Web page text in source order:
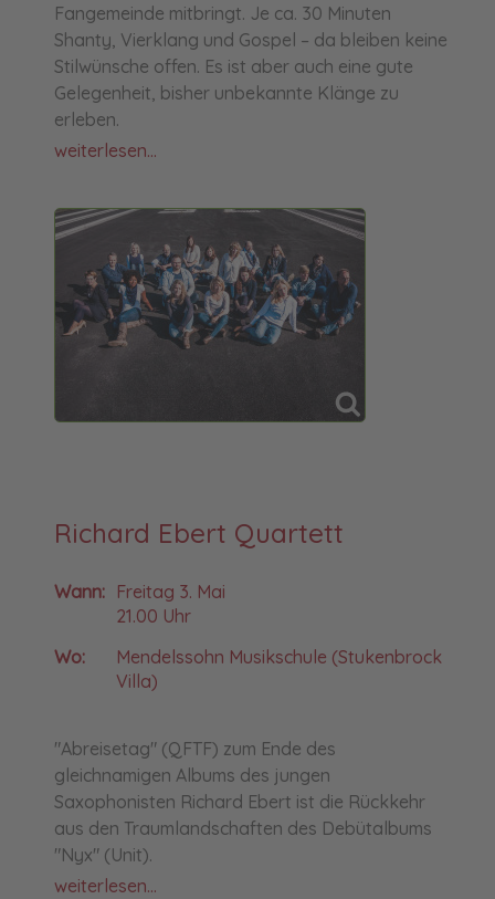
Fangemeinde mitbringt. Je ca. 30 Minuten
Shanty, Vierklang und Gospel – da bleiben keine
Stilwünsche offen. Es ist aber auch eine gute
Gelegenheit, bisher unbekannte Klänge zu
erleben.
weiterlesen...
Richard Ebert Quartett
Wann: Freitag 3. Mai
21.00 Uhr
Wo:
Mendelssohn Musikschule (Stukenbrock
Villa)
"Abreisetag" (QFTF) zum Ende des
gleichnamigen Albums des jungen
Saxophonisten Richard Ebert ist die Rückkehr
aus den Traumlandschaften des Debütalbums
"Nyx" (Unit).
weiterlesen...